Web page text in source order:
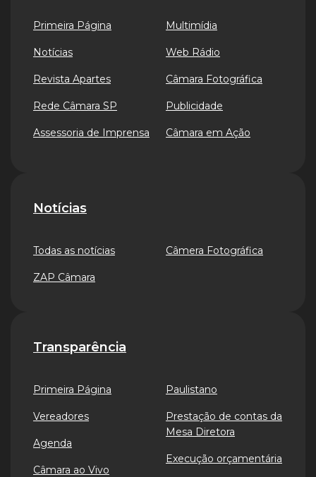
Primeira Página
Notícias
Revista Apartes
Rede Câmara SP
Assessoria de Imprensa
Multimídia
Web Rádio
Câmara Fotográfica
Publicidade
Câmara em Ação
Notícias
Todas as notícias
ZAP Câmara
Câmera Fotográfica
Transparência
Primeira Página
Vereadores
Agenda
Câmara ao Vivo
Paulistano
Prestação de contas da
Mesa Diretora
Execução orçamentária